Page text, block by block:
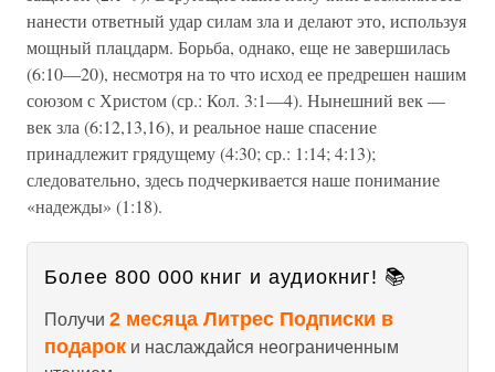
нанести ответный удар силам зла и делают это, используя
мощный плацдарм. Борьба, однако, еще не завершилась
(6:10—20), несмотря на то что исход ее предрешен нашим
союзом с Христом (ср.: Кол. 3:1—4). Нынешний век —
век зла (6:12,13,16), и реальное наше спасение
принадлежит грядущему (4:30; ср.: 1:14; 4:13);
следовательно, здесь подчеркивается наше понимание
«надежды» (1:18).
Более 800 000 книг и аудиокниг! 📚
Получи 2 месяца Литрес Подписки в
подарок и наслаждайся неограниченным